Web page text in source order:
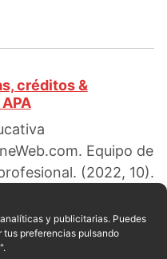
y publicitarias. Puedes
preferencias pulsando
créditos &
Equipo de
(2022, 10).
en fecha 08,